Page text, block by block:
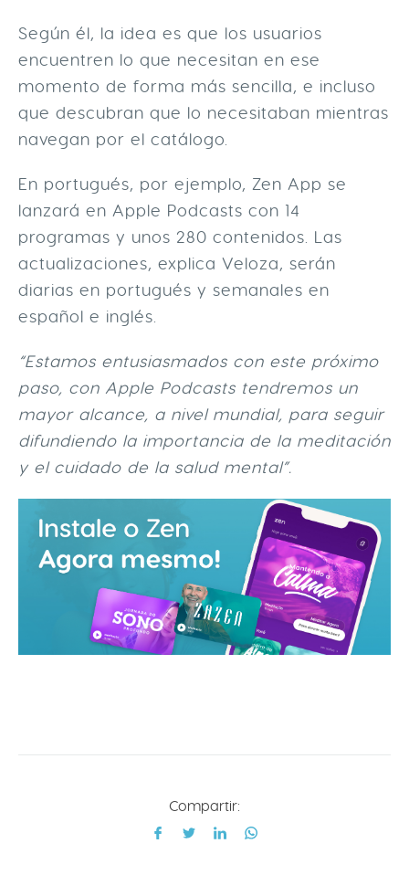
Según él, la idea es que los usuarios
encuentren lo que necesitan en ese
momento de forma más sencilla, e incluso
que descubran que lo necesitaban mientras
navegan por el catálogo.
En portugués, por ejemplo, Zen App se
lanzará en Apple Podcasts con 14
programas y unos 280 contenidos. Las
actualizaciones, explica Veloza, serán
diarias en portugués y semanales en
español e inglés.
“Estamos entusiasmados con este próximo
paso, con Apple Podcasts tendremos un
mayor alcance, a nivel mundial, para seguir
difundiendo la importancia de la meditación
y el cuidado de la salud mental”.
Compartir: